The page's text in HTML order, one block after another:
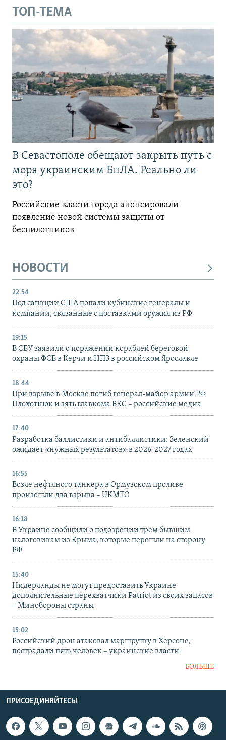
ТОП-ТЕМА
В Севастополе обещают закрыть путь с
моря украинским БпЛА. Реально ли
это?
Российские власти города анонсировали
появление новой системы защиты от
беспилотников
НОВОСТИ
22:54
Под санкции США попали кубинские генералы и
компании, связанные с поставками оружия из РФ
19:15
В СБУ заявили о поражении кораблей береговой
охраны ФСБ в Керчи и НПЗ в российском Ярославле
18:44
При взрыве в Москве погиб генерал-майор армии РФ
Плохотнюк и зять главкома ВКС – российские медиа
17:40
Разработка баллистики и антибаллистики: Зеленский
ожидает «нужных результатов» в 2026-2027 годах
16:55
Возле нефтяного танкера в Ормузском проливе
произошли два взрыва – UKMTO
16:18
В Украине сообщили о подозрении трем бывшим
налоговикам из Крыма, которые перешли на сторону
РФ
15:40
Нидерланды не могут предоставить Украине
дополнительные перехватчики Patriot из своих запасов
– Минобороны страны
15:02
Российский дрон атаковал маршрутку в Херсоне,
пострадали пять человек – украинские власти
БОЛЬШЕ
ПРИСОЕДИНЯЙТЕСЬ!